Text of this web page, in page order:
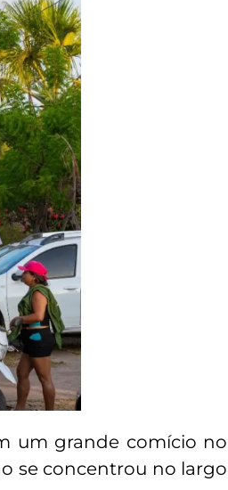
um grande comício no
se concentrou no largo